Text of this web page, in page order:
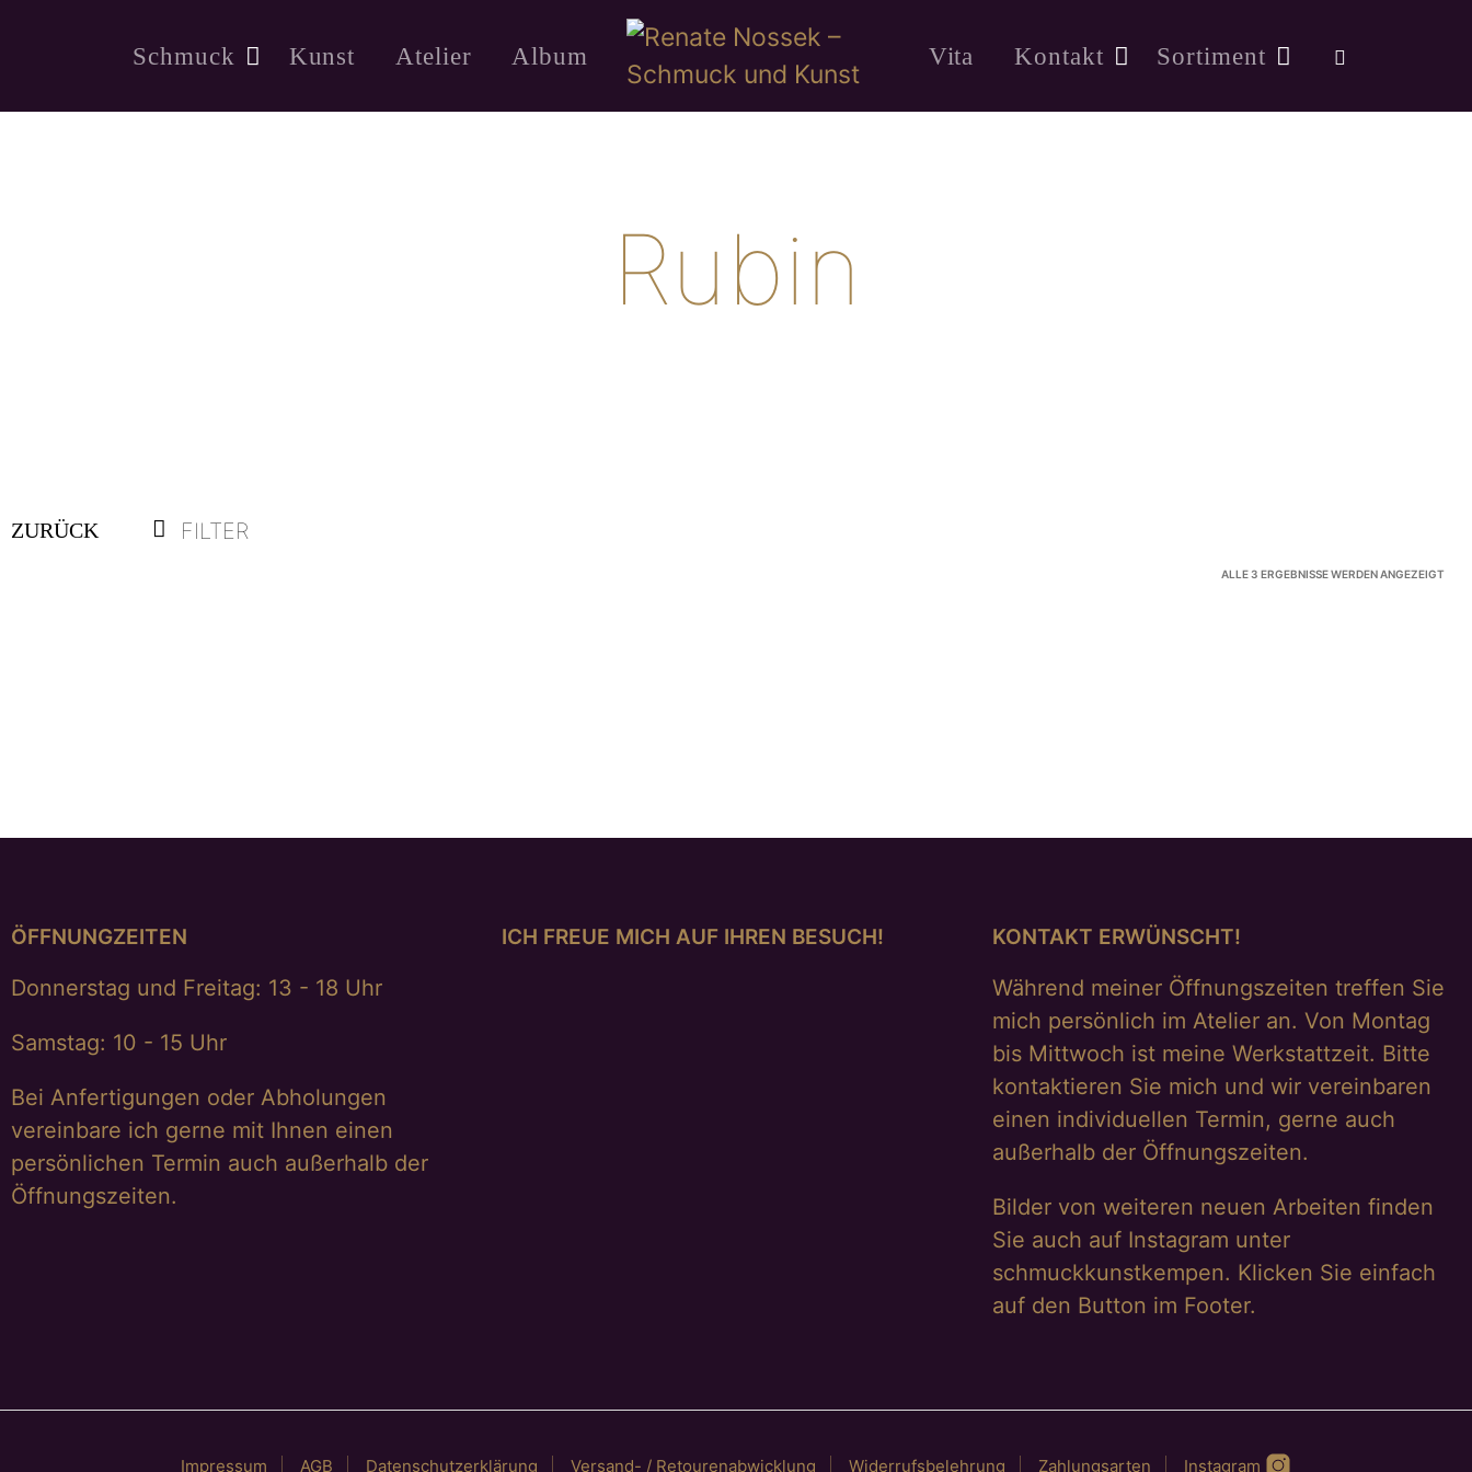
Schmuck Kunst Atelier Album Vita Kontakt Sortiment
Rubin
ZURÜCK FILTER
ALLE 3 ERGEBNISSE WERDEN ANGEZEIGT
ÖFFNUNGZEITEN
Donnerstag und Freitag: 13 - 18 Uhr
Samstag: 10 - 15 Uhr
Bei Anfertigungen oder Abholungen
vereinbare ich gerne mit Ihnen einen
persönlichen Termin auch außerhalb der
Öffnungszeiten.
ICH FREUE MICH AUF IHREN BESUCH! KONTAKT ERWÜNSCHT!
Während meiner Öffnungszeiten treffen Sie
mich persönlich im Atelier an. Von Montag
bis Mittwoch ist meine Werkstattzeit. Bitte
kontaktieren Sie mich und wir vereinbaren
einen individuellen Termin, gerne auch
außerhalb der Öffnungszeiten.
Bilder von weiteren neuen Arbeiten finden
Sie auch auf Instagram unter
schmuckkunstkempen. Klicken Sie einfach
auf den Button im Footer.
Impressum AGB Datenschutzerklärung Versand- / Retourenabwicklung Widerrufsbelehrung Zahlungsarten Instagram